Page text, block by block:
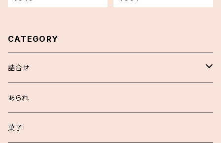
CATEGORY
詰合せ
浮世あられ詰合せ
お好詰合せ
あられ
菓子